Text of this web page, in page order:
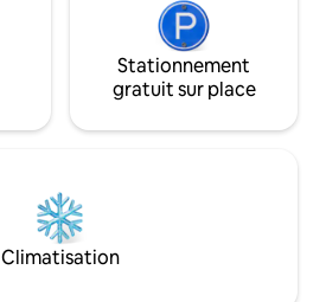
Stationnement
gratuit sur place
Climatisation